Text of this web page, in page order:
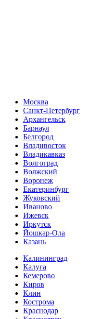
Москва
Санкт-Петербург
Архангельск
Барнаул
Белгород
Владивосток
Владикавказ
Волгоград
Волжский
Воронеж
Екатеринбург
Жуковский
Иваново
Ижевск
Иркутск
Йошкар-Ола
Казань
Калининград
Калуга
Кемерово
Киров
Клин
Кострома
Краснодар